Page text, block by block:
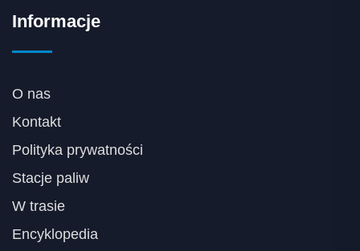
Informacje
O nas
Kontakt
Polityka prywatności
Stacje paliw
W trasie
Encyklopedia